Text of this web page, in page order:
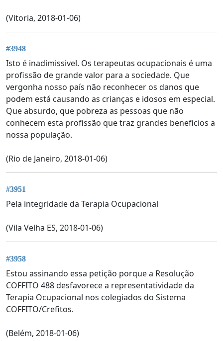
(Vitoria, 2018-01-06)
#3948
Isto é inadimissivel. Os terapeutas ocupacionais é uma
profissão de grande valor para a sociedade. Que
vergonha nosso país não reconhecer os danos que
podem está causando as crianças e idosos em especial.
Que absurdo, que pobreza as pessoas que não
conhecem esta profissão que traz grandes beneficios a
nossa população.
(Rio de Janeiro, 2018-01-06)
#3951
Pela integridade da Terapia Ocupacional
(Vila Velha ES, 2018-01-06)
#3958
Estou assinando essa petição porque a Resolução
COFFITO 488 desfavorece a representatividade da
Terapia Ocupacional nos colegiados do Sistema
COFFITO/Crefitos.
(Belém, 2018-01-06)